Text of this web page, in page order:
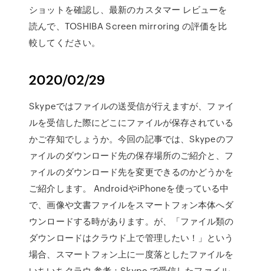
ショットを確認し、最新のカスタマー レビューを
読んで、TOSHIBA Screen mirroring の評価を比
較してください。
2020/02/29
Skypeではファイルの送受信が行えますが、ファイ
ルを受信した際にどこにファイルが保存されている
かご存知でしょうか。今回の記事では、Skypeのフ
ァイルのダウンロード先の保存場所のご紹介と、フ
ァイルのダウンロード先を変更できるのかどうかを
ご紹介します。 AndroidやiPhoneを使っている中
で、画像や文書ファイルをスマートフォン本体へダ
ウンロードする時があります。が、「ファイル類の
ダウンロードはクラウド上で管理したい！」という
場合、スマートフォン上に一度落としたファイルを